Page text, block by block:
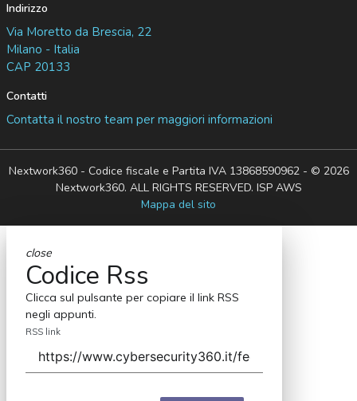
Indirizzo
Via Moretto da Brescia, 22
Milano - Italia
CAP 20133
Contatti
Contatta il nostro team per maggiori informazioni
Nextwork360 - Codice fiscale e Partita IVA 13868590962 - © 2026
Nextwork360. ALL RIGHTS RESERVED. ISP AWS
Mappa del sito
close
Codice Rss
Clicca sul pulsante per copiare il link RSS
negli appunti.
RSS link